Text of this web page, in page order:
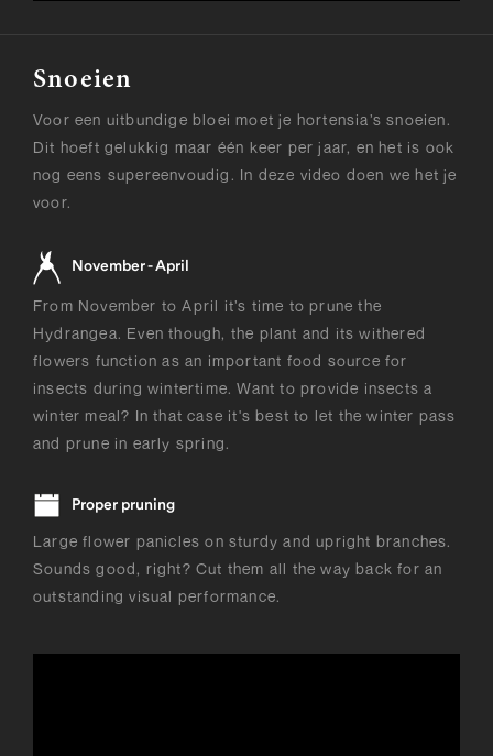
Snoeien
Voor een uitbundige bloei moet je hortensia’s snoeien.
Dit hoeft gelukkig maar één keer per jaar, en het is ook
nog eens supereenvoudig. In deze video doen we het je
voor.
November - April
From November to April it’s time to prune the
Hydrangea. Even though, the plant and its withered
flowers function as an important food source for
insects during wintertime. Want to provide insects a
winter meal? In that case it's best to let the winter pass
and prune in early spring.
Proper pruning
Large flower panicles on sturdy and upright branches.
Sounds good, right? Cut them all the way back for an
outstanding visual performance.